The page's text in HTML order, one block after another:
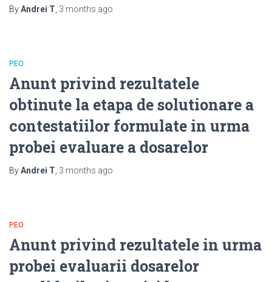
ByAndrei T 3 months ago
PEO
Anunt privind rezultatele
obtinute la etapa de solutionare a
contestatiilor formulate in urma
probei evaluare a dosarelor
ByAndrei T 3 months ago
PEO
Anunt privind rezultatele in urma
probei evaluarii dosarelor